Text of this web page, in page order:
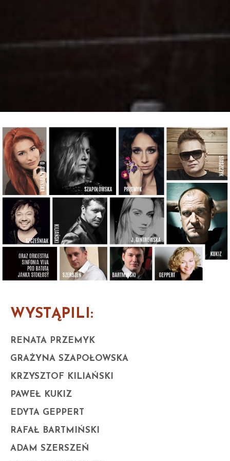
WYSTĄPILI:
RENATA PRZEMYK
GRAŻYNA SZAPOŁOWSKA
KRZYSZTOF KILIAŃSKI
PAWEŁ KUKIZ
EDYTA GEPPERT
RAFAŁ BARTMIŃSKI
ADAM SZERSZEŃ